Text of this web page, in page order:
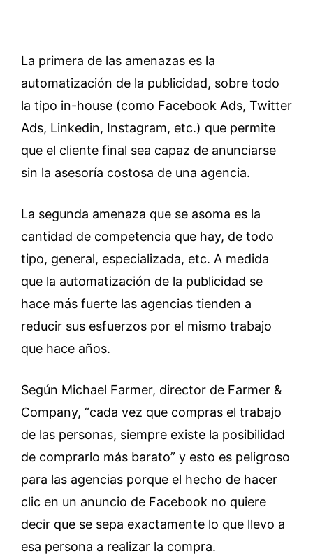
La primera de las amenazas es la
automatización de la publicidad, sobre todo
la tipo in-house (como Facebook Ads, Twitter
Ads, Linkedin, Instagram, etc.) que permite
que el cliente final sea capaz de anunciarse
sin la asesoría costosa de una agencia.
La segunda amenaza que se asoma es la
cantidad de competencia que hay, de todo
tipo, general, especializada, etc. A medida
que la automatización de la publicidad se
hace más fuerte las agencias tienden a
reducir sus esfuerzos por el mismo trabajo
que hace años.
Según Michael Farmer, director de Farmer &
Company, “cada vez que compras el trabajo
de las personas, siempre existe la posibilidad
de comprarlo más barato” y esto es peligroso
para las agencias porque el hecho de hacer
clic en un anuncio de Facebook no quiere
decir que se sepa exactamente lo que llevo a
esa persona a realizar la compra.